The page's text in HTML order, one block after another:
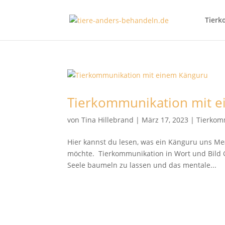
Tierkommunikation mit
vonTina Hillebrand | März 17, 2023 |
Hier kannst du lesen, was ein Känguru uns
möchte. Tierkommunikation in Wort und Bild
Seele baumeln zu lassen und das mentale...